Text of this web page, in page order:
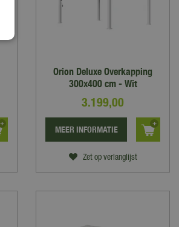
Orion Deluxe Overkapping
300x400 cm - Wit
3.199,00
Zet op verlanglijst
MEER INFORMATIE